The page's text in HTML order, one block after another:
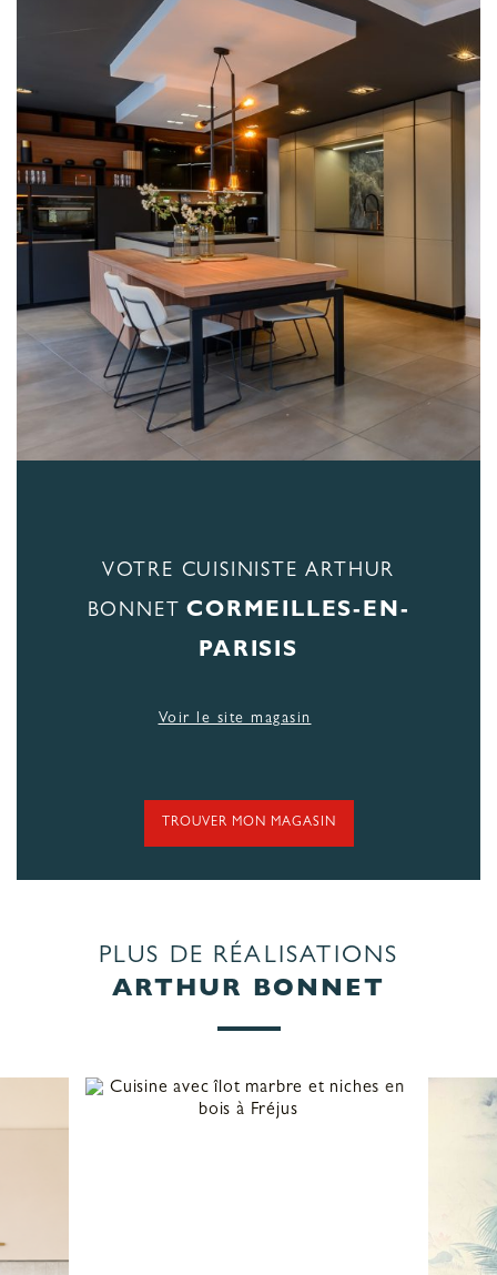
VOTRE CUISINISTE ARTHUR
BONNET
CORMEILLES-EN-
PARISIS
Voir le site magasin
TROUVER MON MAGASIN
PLUS DE RÉALISATIONS
ARTHUR BONNET